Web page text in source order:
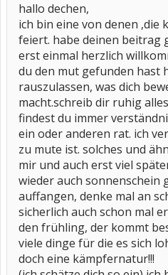
hallo dechen,
ich bin eine von denen ,die
feiert. habe deinen beitrag
erst einmal herzlich
du den mut gefunden hast
rauszulassen, was dich
macht.schreib dir ruhig
findest du immer
ein oder anderen rat. ich
zu mute ist. solches und
mir und auch erst viel
wieder auch sonnenschein
auffangen, denke mal an
sicherlich auch schon mal
den frühling, der kommt
viele dinge für die es sich
doch eine kämpfernatur!!!